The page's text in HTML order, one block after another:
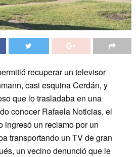
recuperar un televisor
casi esquina Cerdán, y
que lo trasladaba en una
conocer Rafaela Noticias, el
ingresó un reclamo por un
transportando un TV de gran
un vecino denunció que le